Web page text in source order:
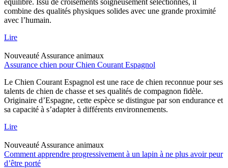
combine des qualités physiques solides avec une grande proximité
avec l’humain.
Lire
Nouveauté Assurance animaux
Assurance chien pour Chien Courant Espagnol
Le Chien Courant Espagnol est une race de chien reconnue pour ses
talents de chien de chasse et ses qualités de compagnon fidèle.
Originaire d’Espagne, cette espèce se distingue par son endurance et
sa capacité à s’adapter à différents environnements.
Lire
Nouveauté Assurance animaux
Comment apprendre progressivement à un lapin à ne plus avoir peur
d’être porté